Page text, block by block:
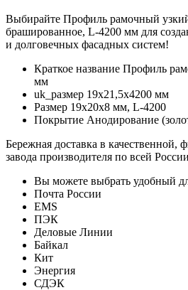
Выбирайте Профиль рамочный
брашированное, L-4200 мм для
и долговечных фасадных систем!
Краткое название Профиль
мм
uk_размер 19х21,5х4200 мм
Размер 19х20х8 мм, L-4200
Покрытие Анодирование
Бережная доставка в качественной,
завода производителя по всей
Вы можете выбрать удобный
Почта России
EMS
ПЭК
Деловые Линии
Байкал
Кит
Энергия
СДЭК